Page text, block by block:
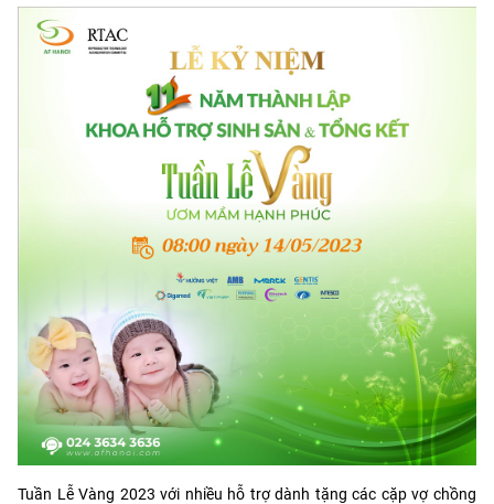
Tuần Lễ Vàng 2023 với nhiều hỗ trợ dành tặng các cặp vợ chồng